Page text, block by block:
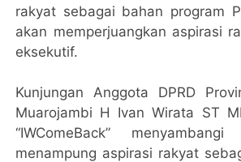
rakyat sebagai bahan program
akan memperjuangkan aspirasi
eksekutif.
Kunjungan Anggota DPRD
Muarojambi H Ivan Wirata ST
“IWComeBack”
menampung aspirasi rakyat